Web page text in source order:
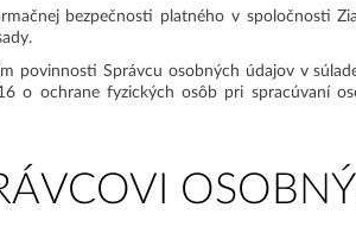
bezpečnosti platného v spoločnosti
povinnosti Správcu osobných údajov v
o ochrane fyzických osôb pri spracúvaní